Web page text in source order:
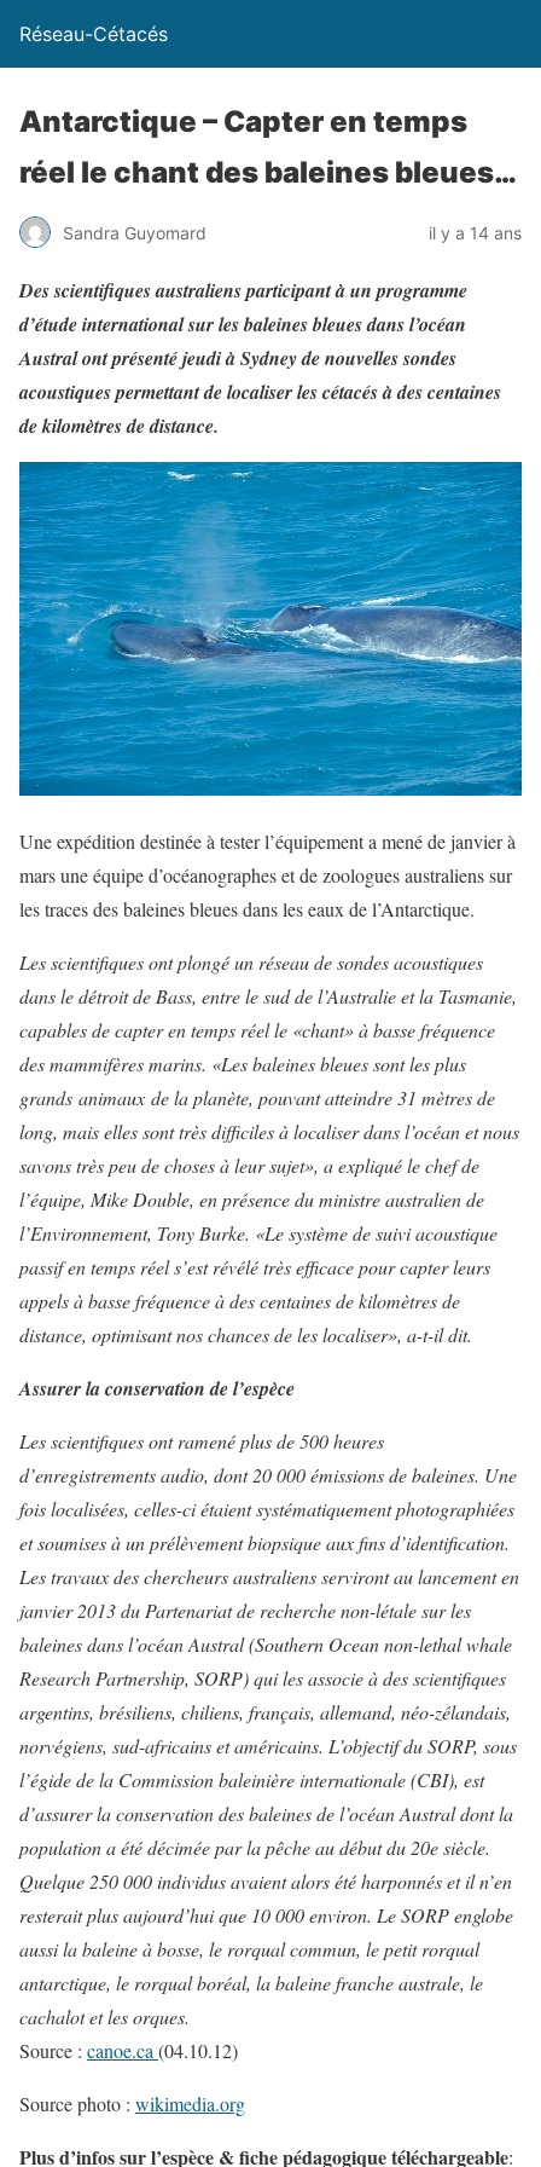
Réseau-Cétacés
Antarctique – Capter en temps
réel le chant des baleines bleues…
Sandra Guyomard il y a 14 ans
Des scientifiques australiens participant à un programme
d’étude international sur les baleines bleues dans l’océan
Austral ont présenté jeudi à Sydney de nouvelles sondes
acoustiques permettant de localiser les cétacés à des centaines
de kilomètres de distance.
Une expédition destinée à tester l’équipement a mené de janvier à
mars une équipe d’océanographes et de zoologues australiens sur
les traces des baleines bleues dans les eaux de l’Antarctique.
Les scientifiques ont plongé un réseau de sondes acoustiques
dans le détroit de Bass, entre le sud de l’Australie et la Tasmanie,
capables de capter en temps réel le «chant» à basse fréquence
des mammifères marins. «Les baleines bleues sont les plus
grands animaux de la planète, pouvant atteindre 31 mètres de
long, mais elles sont très difficiles à localiser dans l’océan et nous
savons très peu de choses à leur sujet», a expliqué le chef de
l’équipe, Mike Double, en présence du ministre australien de
l’Environnement, Tony Burke. «Le système de suivi acoustique
passif en temps réel s’est révélé très efficace pour capter leurs
appels à basse fréquence à des centaines de kilomètres de
distance, optimisant nos chances de les localiser», a-t-il dit.
Assurer la conservation de l’espèce
Les scientifiques ont ramené plus de 500 heures
d’enregistrements audio, dont 20 000 émissions de baleines. Une
fois localisées, celles-ci étaient systématiquement photographiées
et soumises à un prélèvement biopsique aux fins d’identification.
Les travaux des chercheurs australiens serviront au lancement en
janvier 2013 du Partenariat de recherche non-létale sur les
baleines dans l’océan Austral (Southern Ocean non-lethal whale
Research Partnership, SORP) qui les associe à des scientifiques
argentins, brésiliens, chiliens, français, allemand, néo-zélandais,
norvégiens, sud-africains et américains. L’objectif du SORP, sous
l’égide de la Commission baleinière internationale (CBI), est
d’assurer la conservation des baleines de l’océan Austral dont la
population a été décimée par la pêche au début du 20e siècle.
Quelque 250 000 individus avaient alors été harponnés et il n’en
resterait plus aujourd’hui que 10 000 environ. Le SORP englobe
aussi la baleine à bosse, le rorqual commun, le petit rorqual
antarctique, le rorqual boréal, la baleine franche australe, le
cachalot et les orques.
Source : canoe.ca(04.10.12)
Source photo : wikimedia.org
Plus d’infos sur l’espèce & fiche pédagogique téléchargeable: